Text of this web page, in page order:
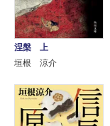
涅槃 上
垣根 涼介